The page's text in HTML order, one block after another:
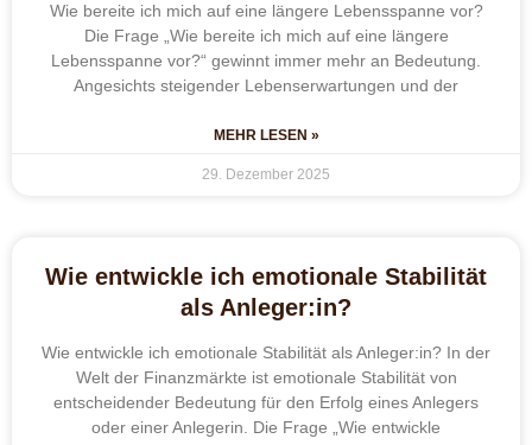
Wie bereite ich mich auf eine längere Lebensspanne vor?
Die Frage „Wie bereite ich mich auf eine längere
Lebensspanne vor?“ gewinnt immer mehr an Bedeutung.
Angesichts steigender Lebenserwartungen und der
MEHR LESEN »
29. Dezember 2025
Wie entwickle ich emotionale Stabilität
als Anleger:in?
Wie entwickle ich emotionale Stabilität als Anleger:in? In der
Welt der Finanzmärkte ist emotionale Stabilität von
entscheidender Bedeutung für den Erfolg eines Anlegers
oder einer Anlegerin. Die Frage „Wie entwickle